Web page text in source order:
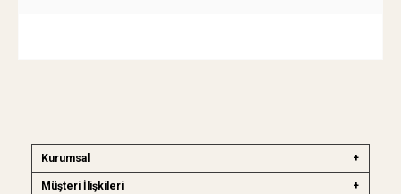
Kurumsal
Müşteri İlişkileri